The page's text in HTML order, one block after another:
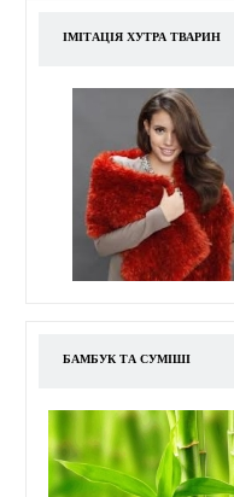
ІМІТАЦІЯ ХУТРА ТВАРИН
БАМБУК ТА СУМІШІ